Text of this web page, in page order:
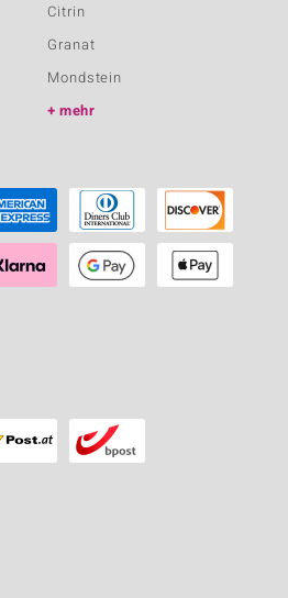
Citrin
Granat
Mondstein
mehr